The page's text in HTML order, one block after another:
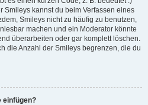
Smileys kannst du beim Verfassen eines
Smileys nicht zu häufig zu benutzen,
machen und ein Moderator könnte
überarbeiten oder gar komplett löschen.
die Anzahl der Smileys begrenzen, die du
einfügen?